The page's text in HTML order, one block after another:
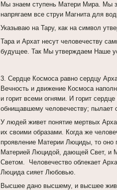
Мы знаем ступень Матери Мира. Мы
напрягаем все струи Магнита для
Указываю на Тару, как на символ
Тара и Архат несут человечеству
будущее. Так Мы утверждаем Наше
3. Сердце Космоса равно сердцу
Вечность и движение Космоса
и горит всеми огнями. И горит
обнищавшему человечеству; пылает
У людей живет понятие мертвых
их своими образами. Когда же
проявление Материи Люциды, то оно
Материей Люцидой, дающей Свет, и
Светом. Человечество облекает
Люцида сияет Любовью.
Высшее дано высшему, и высшее